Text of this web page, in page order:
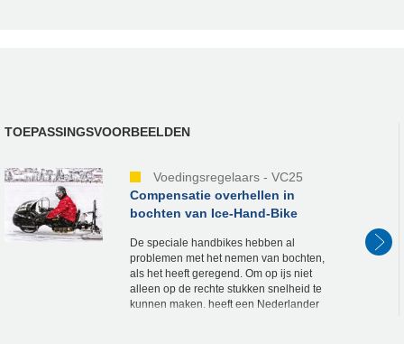
TOEPASSINGSVOORBEELDEN
Voedingsregelaars - VC25
Compensatie overhellen in
bochten van Ice-Hand-Bike
De speciale handbikes hebben al
problemen met het nemen van bochten,
als het heeft geregend. Om op ijs niet
alleen op de rechte stukken snelheid te
kunnen maken, heeft een Nederlander